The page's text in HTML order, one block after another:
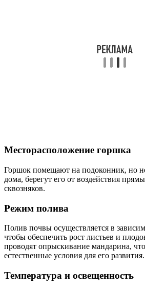
Месторасположение горшка
Горшок помещают на подоконник, но
дома, берегут его от воздействия
сквозняков.
Режим полива
Полив почвы осуществляется в
чтобы обеспечить рост листьев и
проводят опрыскивание мандарина,
естественные условия для его развития.
Температура и освещенность